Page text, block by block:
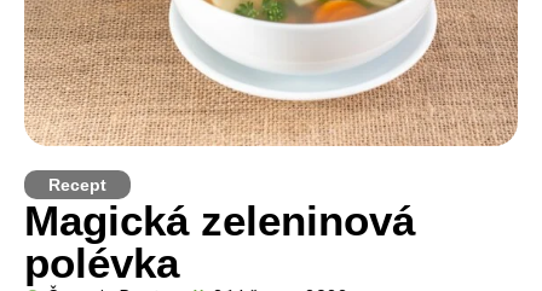
Recept
Magická zeleninová
polévka